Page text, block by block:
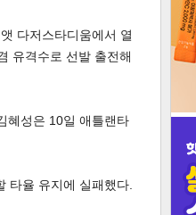
다저스타디움에서 열
유격수로 선발 출전해
혜성은 10일 애틀랜타
타율 유지에 실패했다.